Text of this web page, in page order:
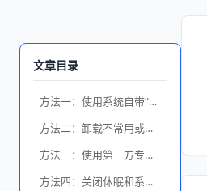
文章目录
方法一：使用系统自带“磁盘清理”工具
方法二：卸载不常用或大体积软件
方法三：使用第三方专业清理工具
方法四：关闭休眠和系统还原功能